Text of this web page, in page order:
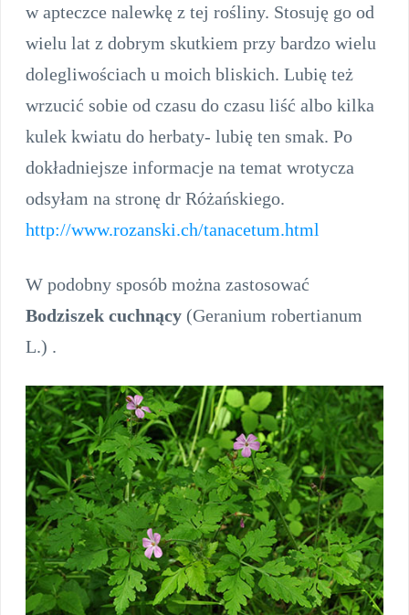
w apteczce nalewkę z tej rośliny. Stosuję go od
wielu lat z dobrym skutkiem przy bardzo wielu
dolegliwościach u moich bliskich. Lubię też
wrzucić sobie od czasu do czasu liść albo kilka
kulek kwiatu do herbaty- lubię ten smak. Po
dokładniejsze informacje na temat wrotycza
odsyłam na stronę dr Różańskiego.
http://www.rozanski.ch/tanacetum.html
W podobny sposób można zastosować
Bodziszek cuchnący (Geranium robertianum
L.) .